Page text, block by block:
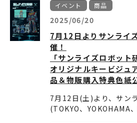
イベント 商品
2025/06/20
7月12日よりサンライ
催！
「サンライズロボット
オリジナルキービジュ
品＆物販購入特典色紙
7月12日(土)より、サン
(TOKYO、YOKOHAMA